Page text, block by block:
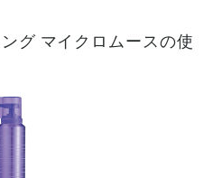
グ マイクロムースの使